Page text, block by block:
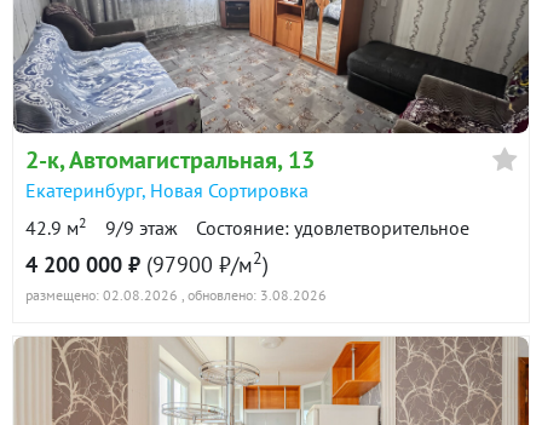
2-к, Автомагистральная, 13
Екатеринбург, Новая Сортировка
42.9 м2 9/9 этаж Состояние: удовлетворительное
4 200 000 ₽ (97900 ₽/м2)
размещено: 02.08.2026 , обновлено: 3.08.2026